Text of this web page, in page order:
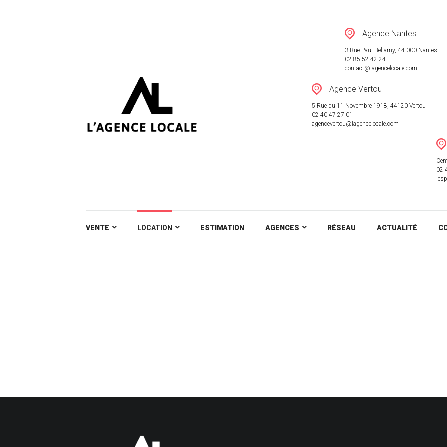
Agence Nantes
3 Rue Paul Bellamy, 44 000 Nantes
02 85 52 42 24
contact@lagencelocale.com
Agence Vertou
5 Rue du 11 Novembre 1918, 44120 Vertou
02 40 47 27 01
agencevertou@lagencelocale.com
02
VENTE LOCATION ESTIMATION AGENCES RÉSEAU ACTUALITÉ